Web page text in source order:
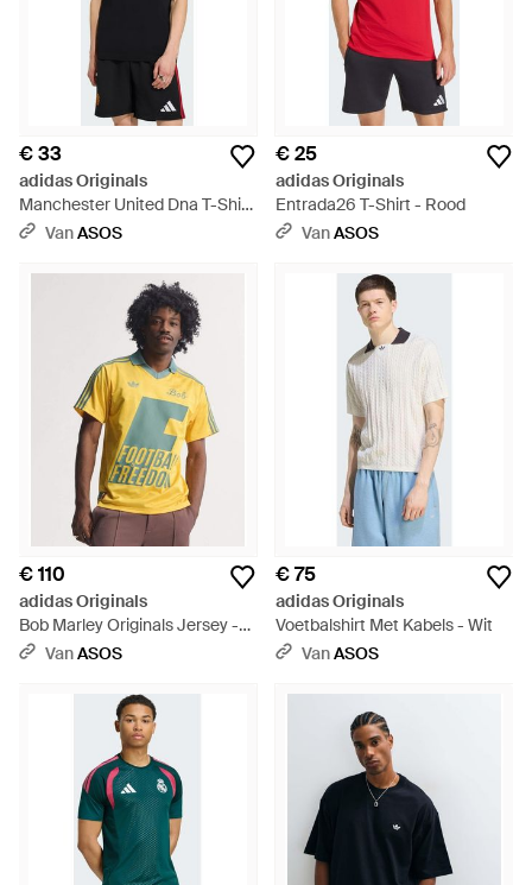
€ 33
adidas Originals
Manchester United Dna T-Shirt
- Zwart
VanASOS
€ 25
adidas Originals
Entrada26 T-Shirt - Rood
VanASOS
€ 110
adidas Originals
Bob Marley Originals Jersey -
GeelVanASOS
€ 75
adidas Originals
Voetbalshirt Met Kabels - Wit
VanASOS